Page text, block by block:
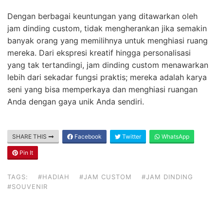
Dengan berbagai keuntungan yang ditawarkan oleh
jam dinding custom, tidak mengherankan jika semakin
banyak orang yang memilihnya untuk menghiasi ruang
mereka. Dari ekspresi kreatif hingga personalisasi
yang tak tertandingi, jam dinding custom menawarkan
lebih dari sekadar fungsi praktis; mereka adalah karya
seni yang bisa memperkaya dan menghiasi ruangan
Anda dengan gaya unik Anda sendiri.
SHARE THIS Facebook Twitter WhatsApp
Pin It
TAGS: #HADIAH #JAM CUSTOM
#JAM DINDING
#SOUVENIR